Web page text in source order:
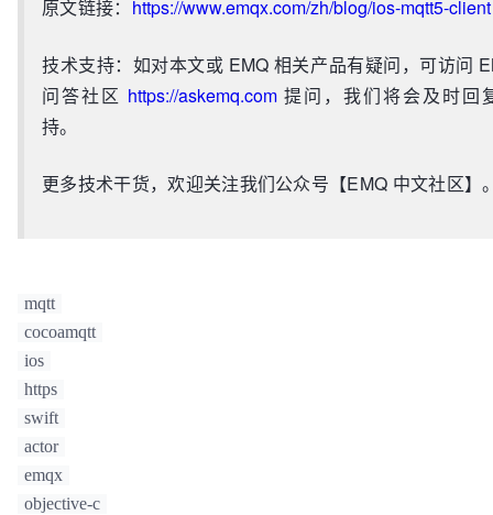
原文链接： https://www.emqx.com/zh/blog/ios-mqtt5-client
技术支持：如对本文或 EMQ 相关产品有疑问，可访问
问答社区 https://askemq.com提问，我们将会及时回
持。
更多技术干货，欢迎关注我们公众号【EMQ 中文社区】
mqtt
cocoamqtt
ios
https
swift
actor
emqx
objective-c